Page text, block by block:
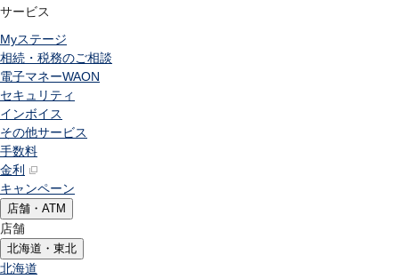
サービス
Myステージ
相続・税務のご相談
電子マネーWAON
セキュリティ
インボイス
その他サービス
手数料
金利
キャンペーン
店舗・ATM
店舗
北海道・東北
北海道